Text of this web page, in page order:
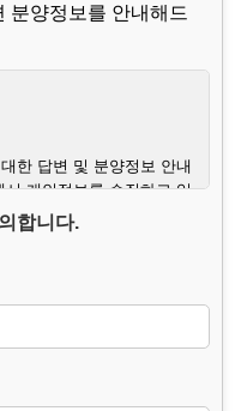
분양정보를 안내해드
한 답변 및 분양정보 안내
개인정보를 수집하고 있
팸성 문의, 분쟁 발생 시
시/전달 IP 정보, 브라우저
합니다.